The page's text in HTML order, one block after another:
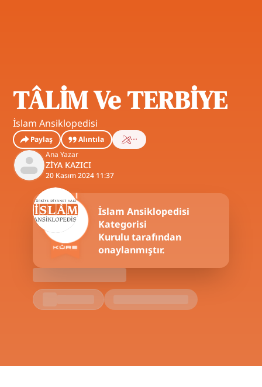
TÂLİM Ve TERBİYE
İslam Ansiklopedisi
Paylaş
Alıntıla
Ana Yazar
ZİYA KAZICI
20 Kasım 2024 11:37
İslam Ansiklopedisi
Kategorisi
Kurulu tarafından
onaylanmıştır.